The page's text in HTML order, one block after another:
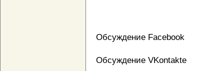
Обсуждение Facebook
Обсуждение VKontakte